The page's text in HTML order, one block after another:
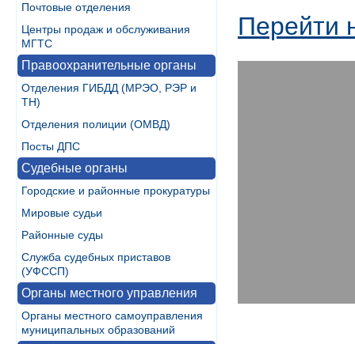
Почтовые отделения
Центры продаж и обслуживания
МГТС
Правоохранительные органы
Отделения ГИБДД (МРЭО, РЭР и
ТН)
Отделения полиции (ОМВД)
Посты ДПС
Судебные органы
Городские и районные прокуратуры
Мировые судьи
Районные суды
Служба судебных приставов
(УФССП)
Органы местного управления
Органы местного самоуправления
муниципальных образований
Перейти